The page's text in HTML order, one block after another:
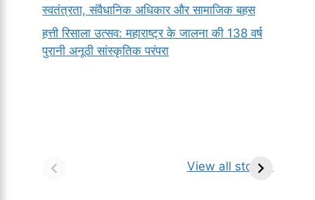
स्वतंत्रता, संवैधानिक अधिकार और सामाजिक बहस
हत्ती रिसाला उत्सव: महाराष्ट्र के जालना की 138 वर्ष
पुरानी अनूठी सांस्कृतिक परंपरा
View all stories
किसे कहते है?
ज्योतिर्लिंग | नाम,